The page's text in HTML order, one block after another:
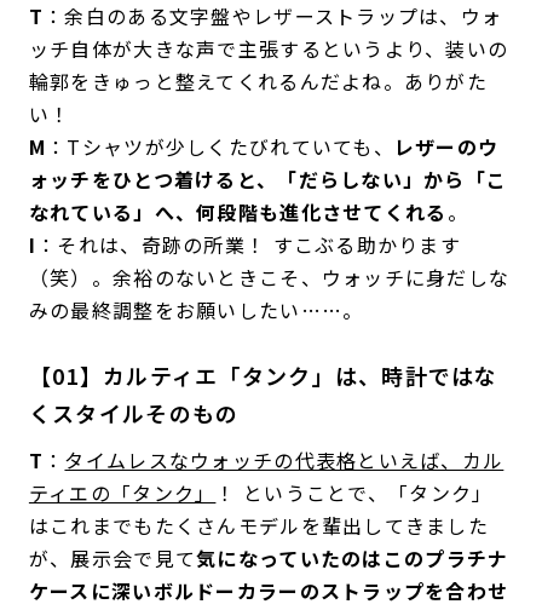
T ：余白のある文字盤やレザーストラップは、ウォ
ッチ自体が大きな声で主張するというより、装いの
輪郭をきゅっと整えてくれるんだよね。ありがた
い！
M ：Tシャツが少しくたびれていても、 レザーのウ
ォッチをひとつ着けると、「だらしない」から「こ
なれている」へ、何段階も進化させてくれる 。
I ：それは、奇跡の所業！ すこぶる助かります
（笑）。余裕のないときこそ、ウォッチに身だしな
みの最終調整をお願いしたい……。
【01】カルティエ「タンク」は、時計ではな
くスタイルそのもの
T ： タイムレスなウォッチの代表格といえば、カル
ティエの「タンク」
！ ということで、「タンク」
はこれまでもたくさんモデルを輩出してきました
が、展示会で見て気になっていたのはこのプラチナ
ケースに深いボルドーカラーのストラップを合わせ